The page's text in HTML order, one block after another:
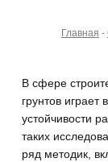
Главная -
В сфере
грунтов
устойчивости
таких
ряд методик,